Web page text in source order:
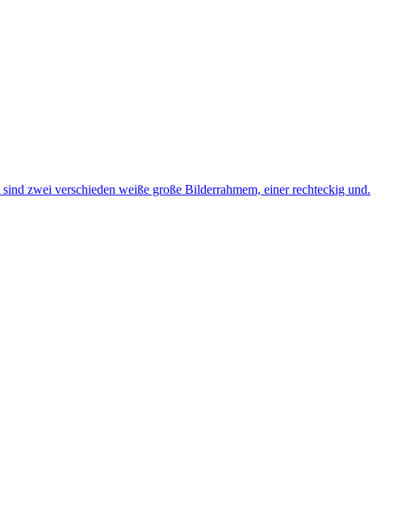
zwei verschieden weiße große Bilderrahmem, einer rechteckig und.